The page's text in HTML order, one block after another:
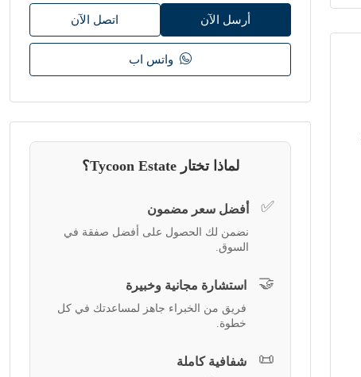
أرسل الآن اتصل الآن
واتس اب
لماذا تختار Tycoon Estate؟
✅ أفضل سعر مضمون
نضمن لك الحصول على أفضل صفقة في
السوق.
🤝 استشارة مجانية وخبيرة
فريق من الخبراء جاهز لمساعدتك في كل
خطوة.
📜 شفافية كاملة